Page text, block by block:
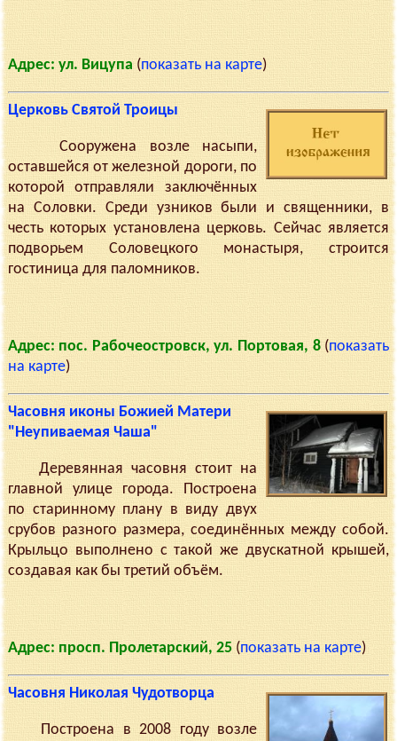
Адрес: ул. Вицупа(показать на карте)
Церковь Святой Троицы
Сооружена возле насыпи,
оставшейся от железной дороги, по
которой отправляли заключённых
на Соловки. Среди узников были и священники, в
честь которых установлена церковь. Сейчас является
подворьем Соловецкого монастыря, строится
гостиница для паломников.
Адрес: пос. Рабочеостровск, ул. Портовая, 8(показать
на карте)
Часовня иконы Божией Матери
"Неупиваемая Чаша"
Деревянная часовня стоит на
главной улице города. Построена
по старинному плану в виду двух
срубов разного размера, соединённых между собой.
Крыльцо выполнено с такой же двускатной крышей,
создавая как бы третий объём.
Адрес: просп. Пролетарский, 25(показать на карте)
Часовня Николая Чудотворца
Построена в 2008 году возле